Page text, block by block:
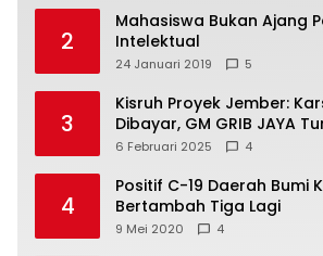
2
Mahasiswa Bukan Ajang
Intelektual
24 Januari 2019 5
3
Kisruh Proyek Jember:
Dibayar, GM GRIB JAYA
6 Februari 2025 4
4
Positif C-19 Daerah Bumi
Bertambah Tiga Lagi
9 Mei 2020 4